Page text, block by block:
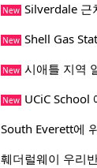
New Silverdale 근
New Shell Gas
New 시애틀 지역
New UCiC School
South Everett에
훼더럴웨이 우리